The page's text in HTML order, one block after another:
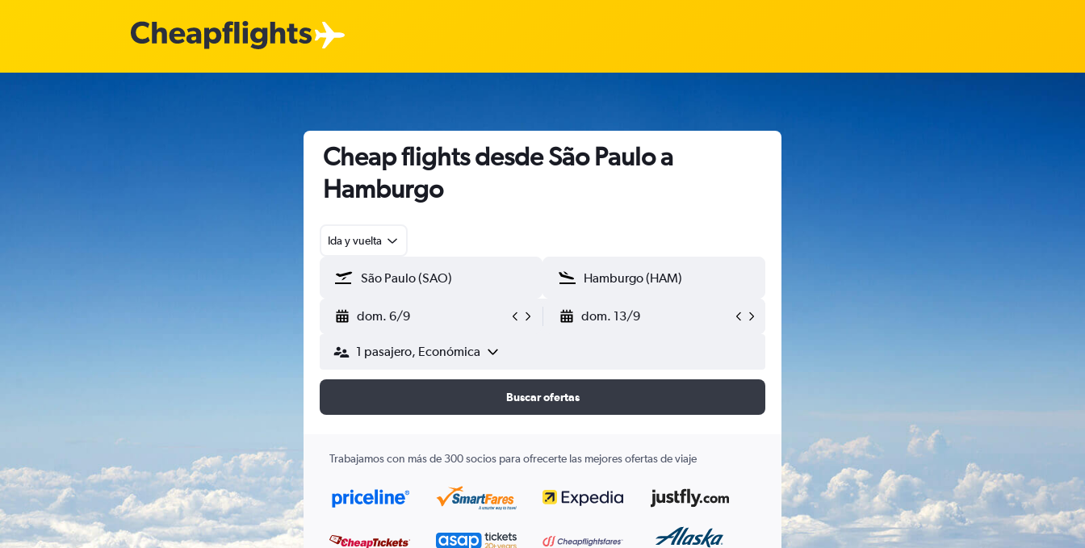
Cheap flights desde São Paulo a
Hamburgo
Ida y vuelta
dom. 6/9 dom. 13/9
1 pasajero, Económica
Buscar ofertas
Trabajamos con más de 300 socios para ofrecerte las mejores ofertas de viaje